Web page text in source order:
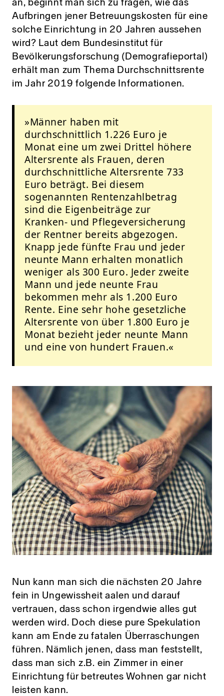
an, beginnt man sich zu fragen, wie das
Aufbringen jener Betreuungskosten für eine
solche Einrichtung in 20 Jahren aussehen
wird? Laut dem Bundesinstitut für
Bevölkerungsforschung (Demografieportal)
erhält man zum Thema Durchschnittsrente
im Jahr 2019 folgende Informationen.
»Männer haben mit
durchschnittlich 1.226 Euro je
Monat eine um zwei Drittel höhere
Altersrente als Frauen, deren
durchschnittliche Altersrente 733
Euro beträgt. Bei diesem
sogenannten Rentenzahlbetrag
sind die Eigenbeiträge zur
Kranken- und Pflegeversicherung
der Rentner bereits abgezogen.
Knapp jede fünfte Frau und jeder
neunte Mann erhalten monatlich
weniger als 300 Euro. Jeder zweite
Mann und jede neunte Frau
bekommen mehr als 1.200 Euro
Rente. Eine sehr hohe gesetzliche
Altersrente von über 1.800 Euro je
Monat bezieht jeder neunte Mann
und eine von hundert Frauen.«
Nun kann man sich die nächsten 20 Jahre
fein in Ungewissheit aalen und darauf
vertrauen, dass schon irgendwie alles gut
werden wird. Doch diese pure Spekulation
kann am Ende zu fatalen Überraschungen
führen. Nämlich jenen, dass man feststellt,
dass man sich z.B. ein Zimmer in einer
Einrichtung für betreutes Wohnen gar nicht
leisten kann.